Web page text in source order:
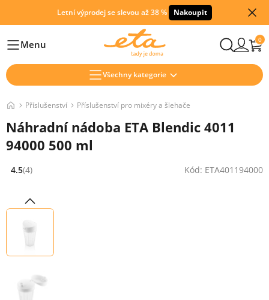
Letní výprodej se slevou až 38 % Nakoupit
HlavníMenu 0
Všechny kategorie
Příslušenství Příslušenství pro mixéry a šlehače
Náhradní nádoba ETA Blendic 4011
94000 500 ml
Hodnocení: 4.5 z 5 (4 recenzí)
4.5(4) Kód: ETA401194000